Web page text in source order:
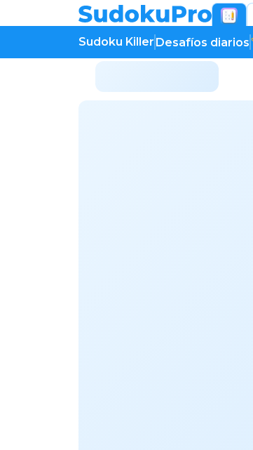
Sudoku Killer Desafíos diarios